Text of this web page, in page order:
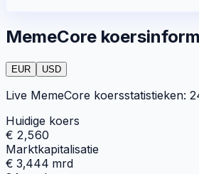
MemeCore
EUR USD
Live MemeCore koersstatistieken:
Huidige koers
€ 2,560
Marktkapitalisatie
€ 3,444 mrd